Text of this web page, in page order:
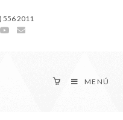
556 2011
MENÚ